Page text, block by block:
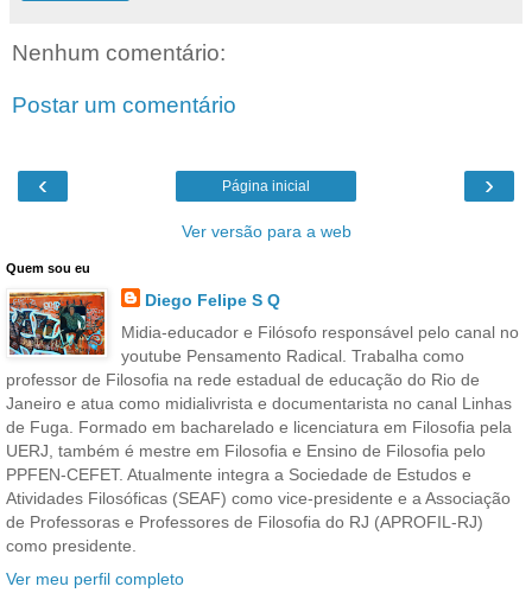
Nenhum comentário:
Postar um comentário
‹ ›
Página inicial
Ver versão para a web
Quem sou eu
Diego Felipe S Q
Midia-educador e Filósofo responsável pelo canal no
youtube Pensamento Radical. Trabalha como
professor de Filosofia na rede estadual de educação do Rio de
Janeiro e atua como midialivrista e documentarista no canal Linhas
de Fuga. Formado em bacharelado e licenciatura em Filosofia pela
UERJ, também é mestre em Filosofia e Ensino de Filosofia pelo
PPFEN-CEFET. Atualmente integra a Sociedade de Estudos e
Atividades Filosóficas (SEAF) como vice-presidente e a Associação
de Professoras e Professores de Filosofia do RJ (APROFIL-RJ)
como presidente.
Ver meu perfil completo